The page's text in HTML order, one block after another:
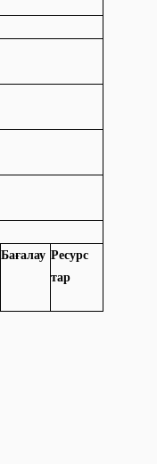
Бағалау Ресурс
тар